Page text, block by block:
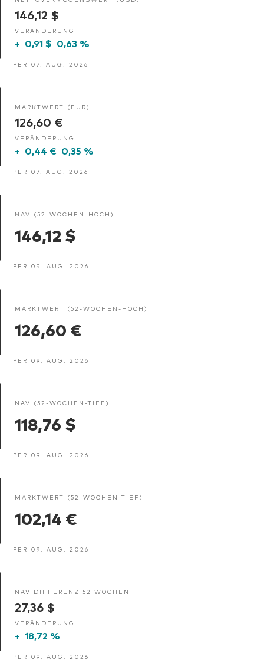
146,12 $
VERÄNDERUNG
+ 0,91 $ 0,63 %
PER 07. AUG. 2026
MARKTWERT (EUR)
126,60 €
VERÄNDERUNG
+ 0,44 € 0,35 %
PER 07. AUG. 2026
NAV (52-WOCHEN-HOCH)
146,12 $
PER 09. AUG. 2026
MARKTWERT (52-WOCHEN-HOCH)
126,60 €
PER 09. AUG. 2026
NAV (52-WOCHEN-TIEF)
118,76 $
PER 09. AUG. 2026
MARKTWERT (52-WOCHEN-TIEF)
102,14 €
PER 09. AUG. 2026
NAV DIFFERENZ 52 WOCHEN
27,36 $
VERÄNDERUNG
+ 18,72 %
PER 09. AUG. 2026